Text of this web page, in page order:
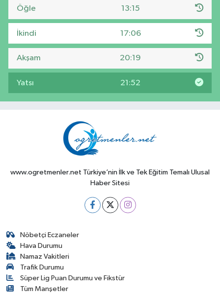
Öğle 13:15
İkindi 17:06
Akşam 20:19
Yatsı 21:52
www.ogretmenler.net Türkiye’nin İlk ve Tek Eğitim Temalı Ulusal
Haber Sitesi
Nöbetçi Eczaneler
Hava Durumu
Namaz Vakitleri
Trafik Durumu
Süper Lig Puan Durumu ve Fikstür
Tüm Manşetler